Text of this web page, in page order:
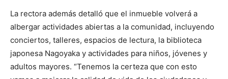
La rectora además detalló que el inmueble volverá a
albergar actividades abiertas a la comunidad, incluyendo
conciertos, talleres, espacios de lectura, la biblioteca
japonesa Nagoyaka y actividades para niños, jóvenes y
adultos mayores. “Tenemos la certeza que con esto